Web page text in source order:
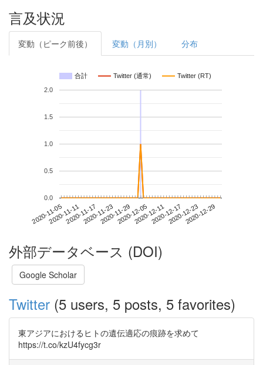
言及状況
変動（ピーク前後） 変動（月別） 分布
合計 Twitter (通常) Twitter (RT)
2020-11-052020-11-112020-11-172020-11-232020-11-292020-12-052020-12-112020-12-172020-12-232020-12-29
0.0
0.5
1.0
1.5
2.0
外部データベース (DOI)
Google Scholar
Twitter (5 users, 5 posts, 5 favorites)
東アジアにおけるヒトの遺伝適応の痕跡を求めて
https://t.co/kzU4fycg3r